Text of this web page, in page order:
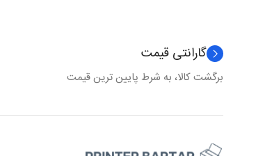
گارانتی قیمت
برگشت کالا، به شرط پایین ترین قیمت